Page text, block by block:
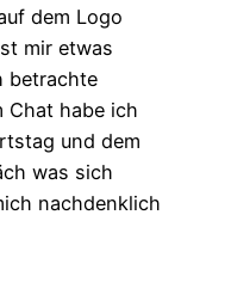
dem Logo
mir etwas
betrachte
Chat habe ich
und dem
was sich
nachdenklich